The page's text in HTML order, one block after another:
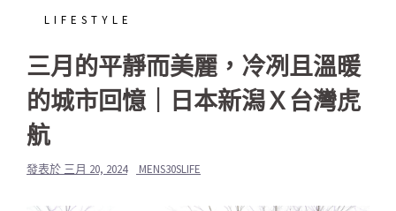
LIFESTYLE
三月的平靜而美麗，冷冽且溫暖
的城市回憶｜日本新潟Ｘ台灣虎
航
發表於 三月 20, 2024 MENS30SLIFE